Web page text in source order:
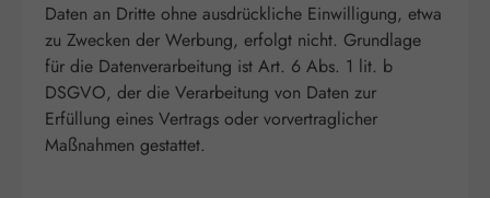
Daten an Dritte ohne ausdrückliche Einwilligung, etwa
zu Zwecken der Werbung, erfolgt nicht. Grundlage
für die Datenverarbeitung ist Art. 6 Abs. 1 lit. b
DSGVO, der die Verarbeitung von Daten zur
Erfüllung eines Vertrags oder vorvertraglicher
Maßnahmen gestattet.